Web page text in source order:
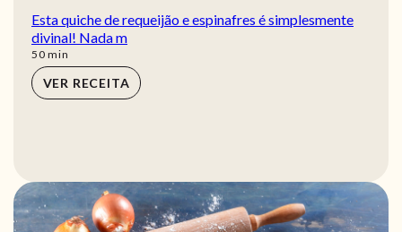
Esta quiche de requeijão e espinafres é simplesmente
divinal! Nada m
50min
min
VER RECEITA